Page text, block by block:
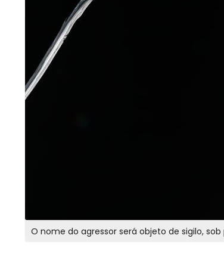
O nome do agressor será objeto de sigilo,